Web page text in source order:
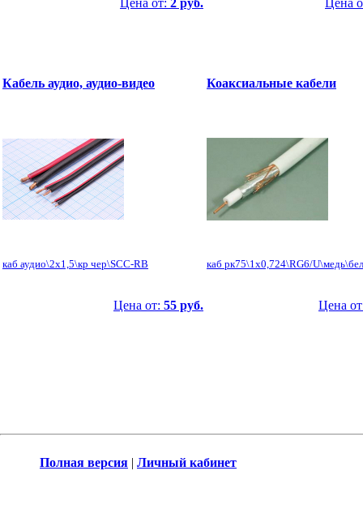
Цена от: 2 руб. Цена
Кабель аудио, аудио-видео
каб аудио\2x1,5\кр чер\SCC-RB
Цена от: 55 руб.
Коаксиальные кабели
каб рк75\1x0,724\RG6/U\медь\бел
Цена
Полная версия | Личный кабинет